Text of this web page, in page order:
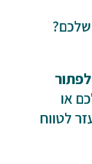
שלכם?
או
לטווח